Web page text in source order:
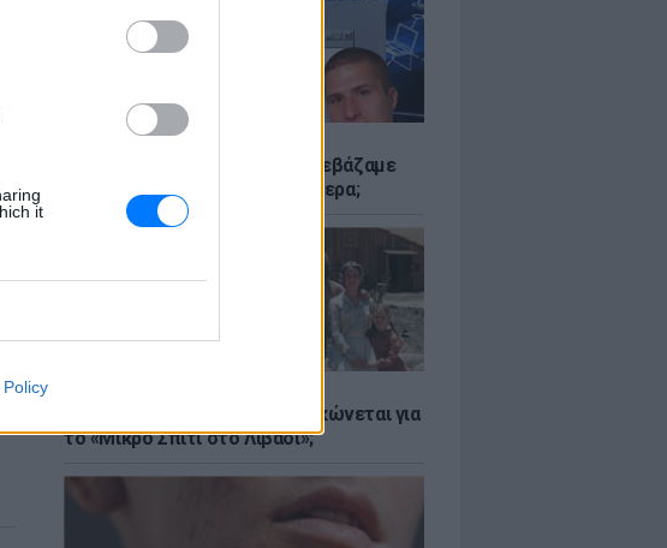
it
Έφτιαξαν το Napster που κατεβάζαμε
μουσική - Πού βρίσκονται σήμερα;
Explainer: Γιατί η Αμερική τσακώνεται για
το «Μικρό Σπίτι στο Λιβάδι»;